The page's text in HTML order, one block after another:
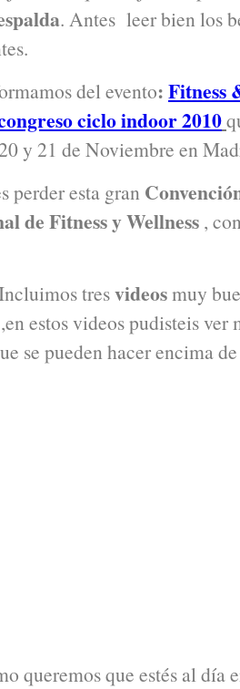
. Antes leer bien los
del evento:Fitness
ciclo indoor 2010
y 21 de Noviembre en
perder esta gran
de Fitness y Wellness ,
tresvideosmuy
,en estos videos pudisteis ver
se pueden hacer encima
queremos que estés al día